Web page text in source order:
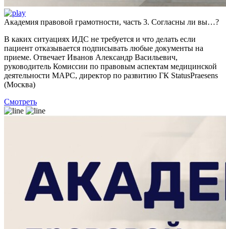
Академия правовой грамотности, часть 3. Согласны ли вы…?
В каких ситуациях ИДС не требуется и что делать если
пациент отказывается подписывать любые документы на
приеме. Отвечает Иванов Александр Васильевич,
руководитель Комиссии по правовым аспектам медицинской
деятельности МАРС, директор по развитию ГК StatusPraesens
(Москва)
Смотреть